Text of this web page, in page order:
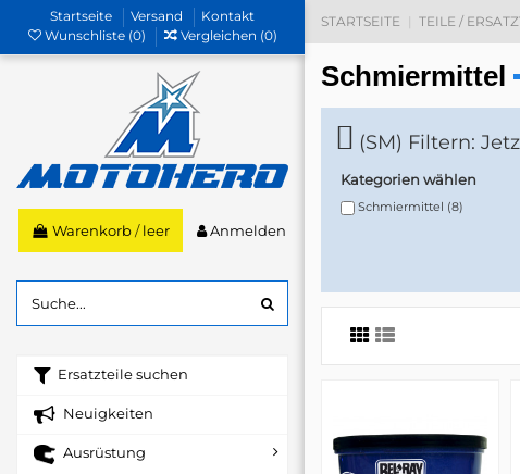
Startseite Versand
Kontakt
Wunschliste (0) Vergleichen (0)
Warenkorb /leer Anmelden
Ersatzteile suchen
Neuigkeiten
Ausrüstung
STARTSEITE TEILE /
Schmiermittel
(SM) Filtern:
Kategorien wählen
Schmiermittel (8)